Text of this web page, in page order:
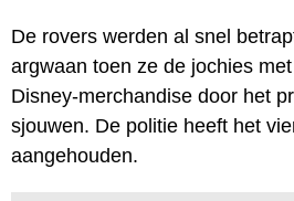
De rovers werden al snel
argwaan toen ze de jochies
Disney-merchandise door het
sjouwen. De politie heeft het
aangehouden.